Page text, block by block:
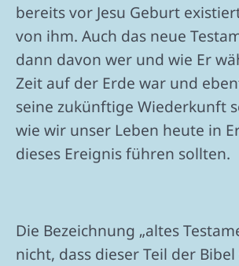
bereits vor Jesu Geburt
von ihm. Auch das neue
dann davon wer und wie Er
Zeit auf der Erde war und
seine zukünftige Wiederkunft
wie wir unser Leben heute in
dieses Ereignis führen sollten.
Die Bezeichnung „altes
nicht, dass dieser Teil der Bibel